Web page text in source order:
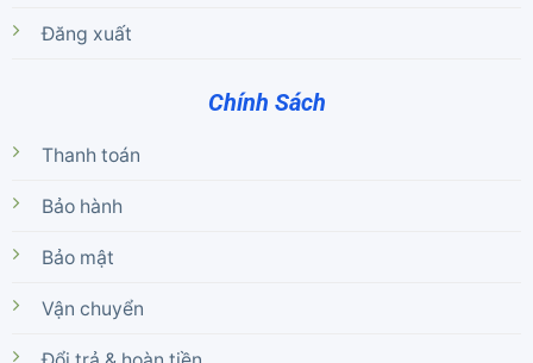
Đăng xuất
Chính Sách
Thanh toán
Bảo hành
Bảo mật
Vận chuyển